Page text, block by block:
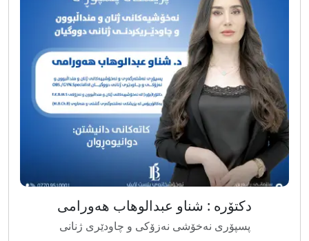
دکتۆرە : شناو عبدالوهاب هەورامی
پسپۆرى نەخۆشى نەزۆکی و چاودێری ژنانی